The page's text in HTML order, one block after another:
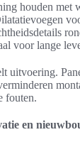
houden met
voor lange
uitvoering.
fouten.
en